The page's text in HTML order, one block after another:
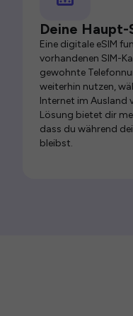
Deine
Eine digitale eSIM
vorhandenen SIM-
gewohnte
weiterhin nutzen,
Internet im Ausland
Lösung bietet dir
dass du während
bleibst.